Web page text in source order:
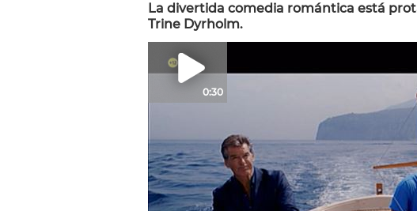
La divertida comedia romántica está
Trine Dyrholm.
0:30